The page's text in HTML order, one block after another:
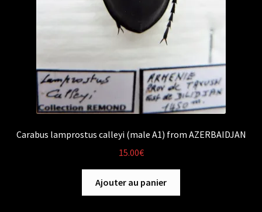
Carabus lamprostus calleyi (male A1) from AZERBAIDJAN
15.00€
Ajouter au panier